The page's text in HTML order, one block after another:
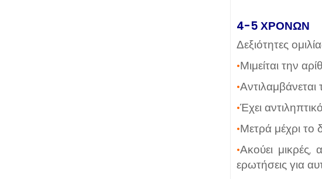
4-5 ΧΡΟΝΩΝ
Δεξιότητες
•Μιμείται την
•Αντιλαμβάνεται
•Έχει
•Μετρά μέχρι το
•Ακούει μικρές,
ερωτήσεις για